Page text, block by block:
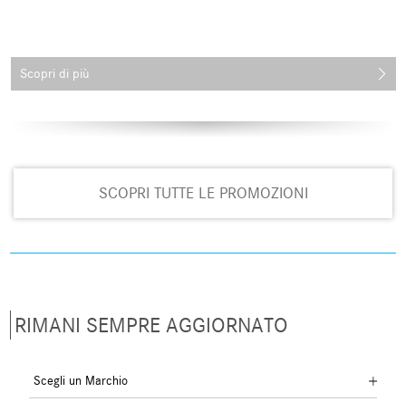
Scopri di più
SCOPRI TUTTE LE PROMOZIONI
RIMANI SEMPRE AGGIORNATO